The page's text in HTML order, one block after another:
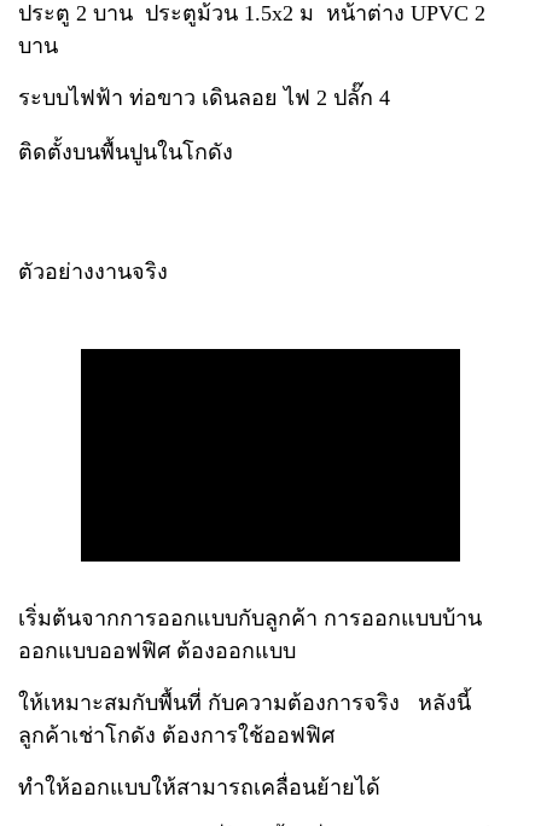
ประตู 2 บาน ประตูม้วน 1.5x2 ม หน้าต่าง UPVC 2
บาน
ระบบไฟฟ้า ท่อขาว เดินลอย ไฟ 2 ปลั๊ก 4
ติดตั้งบนพื้นปูนในโกดัง
ตัวอย่างงานจริง
เริ่มต้นจากการออกแบบกับลูกค้า การออกแบบบ้าน
ออกแบบออฟฟิศ ต้องออกแบบ
ให้เหมาะสมกับพื้นที่ กับความต้องการจริง หลังนี้
ลูกค้าเช่าโกดัง ต้องการใช้ออฟฟิศ
ทำให้ออกแบบให้สามารถเคลื่อนย้ายได้